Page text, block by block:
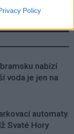
Policy
nabízí
voda je jen na
automaty.
Svaté Hory